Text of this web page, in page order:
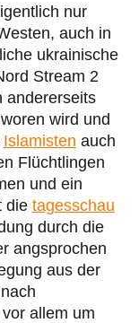
nur
auch in
ukrainische
Stream 2
andererseits
wird und
Islamisten auch
Flüchtlingen
und ein
die tagesschau
durch die
angsprochen
aus der
allem um